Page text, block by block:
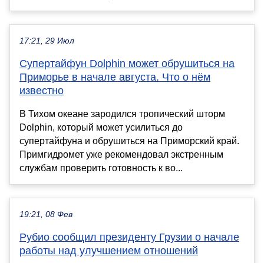
17:21, 29 Июл
Супертайфун Dolphin может обрушиться на
Приморье в начале августа. Что о нём
известно
В Тихом океане зародился тропический шторм
Dolphin, который может усилиться до
супертайфуна и обрушиться на Приморский край.
Примгидромет уже рекомендовал экстренным
службам проверить готовность к во...
19:21, 08 Фев
Рубио сообщил президенту Грузии о начале
работы над улучшением отношений